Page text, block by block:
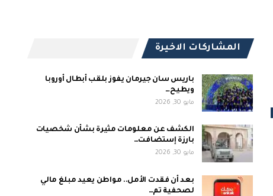
المشاركات الاخيرة
باريس سان جيرمان يفوز بلقب أبطال أوروبا
ويطيح…
مايو 30, 2026
الكشف عن معلومات مثيرة بشأن شخصيات
بارزة إستضافت…
مايو 30, 2026
بعد أن فقدت الأمل.. مواطن يعيد مبلغ مالي
لصحفية تم…